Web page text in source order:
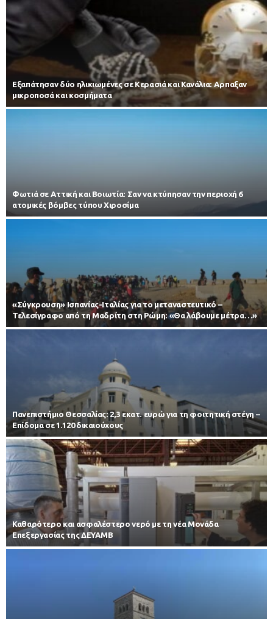
Εξαπάτησαν δύο ηλικιωμένες σε Κερασιά και Κανάλια: Αρπαξαν
μικροποσά και κοσμήματα
Φωτιά σε Αττική και Βοιωτία: Σαν να κτύπησαν την περιοχή 6
ατομικές βόμβες τύπου Χιροσίμα
«Σύγκρουση» Ισπανίας-Ιταλίας για το μεταναστευτικό –
Τελεσίγραφο από τη Μαδρίτη στη Ρώμη: «Θα λάβουμε μέτρα…»
Πανεπιστήμιο Θεσσαλίας: 2,3 εκατ. ευρώ για τη φοιτητική στέγη –
Επίδομα σε 1.120 δικαιούχους
Καθαρότερο και ασφαλέστερο νερό με τη νέα Μονάδα
Επεξεργασίας της ΔΕΥΑΜΒ